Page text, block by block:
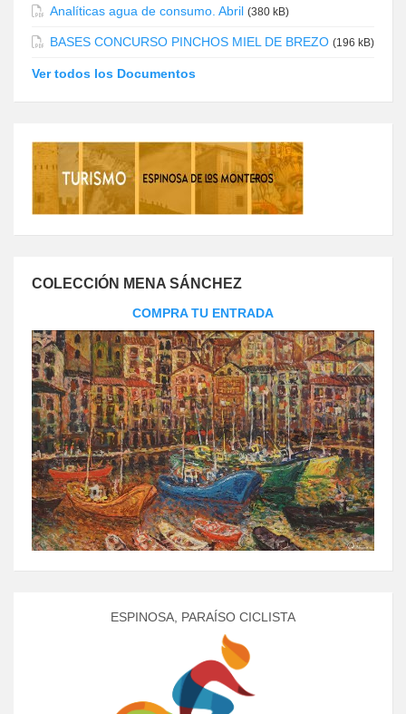
Analíticas agua de consumo. Abril (380 kB)
BASES CONCURSO PINCHOS MIEL DE BREZO (196 kB)
Ver todos los Documentos
COLECCIÓN MENA SÁNCHEZ
COMPRA TU ENTRADA
ESPINOSA, PARAÍSO CICLISTA